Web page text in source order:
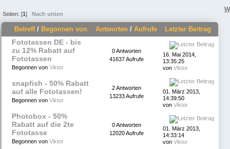
Seiten: [1] Nach unten
Betreff/ Begonnen von Antworten / Aufrufe
Letzter Beitrag
Fototassen DE - bis
zu 12% Rabatt auf
Fototassen
Begonnen von Viktor
0 Antworten
41637 Aufrufe
16. Mai 2014,
13:35:25
von Viktor
snapfish - 50% Rabatt
auf alle Fototassen!
Begonnen von Viktor
2 Antworten
13233 Aufrufe
01. März 2013,
14:39:50
von Viktor
Photobox - 50%
Rabatt auf die 2te
Fototasse
Begonnen von Viktor
0 Antworten
12020 Aufrufe
01. März 2013,
14:33:14
von Viktor